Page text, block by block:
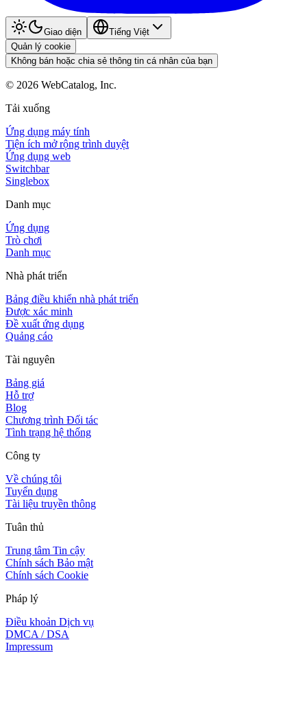
Giao diện
Tiếng Việt
Quản lý cookie
Không bán hoặc chia sẻ thông tin cá nhân của bạn
© 2026 WebCatalog, Inc.
Tải xuống
Ứng dụng máy tính
Tiện ích mở rộng trình duyệt
Ứng dụng web
Switchbar
Singlebox
Danh mục
Ứng dụng
Trò chơi
Danh mục
Nhà phát triển
Bảng điều khiển nhà phát triển
Được xác minh
Đề xuất ứng dụng
Quảng cáo
Tài nguyên
Bảng giá
Hỗ trợ
Blog
Chương trình Đối tác
Tình trạng hệ thống
Công ty
Về chúng tôi
Tuyển dụng
Tài liệu truyền thông
Tuân thủ
Trung tâm Tin cậy
Chính sách Bảo mật
Chính sách Cookie
Pháp lý
Điều khoản Dịch vụ
DMCA / DSA
Impressum